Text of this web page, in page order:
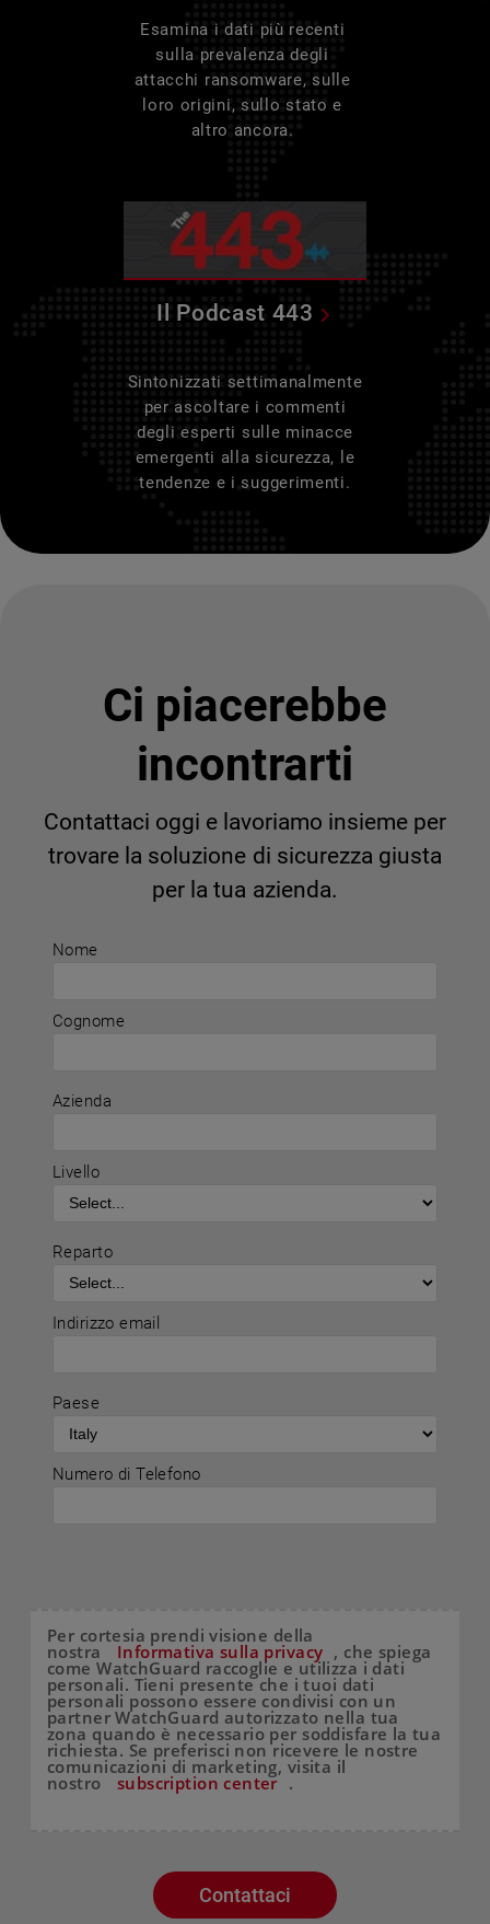
Esamina i dati più recenti
sulla prevalenza degli
attacchi ransomware, sulle
loro origini, sullo stato e
altro ancora.
Il Podcast 443
Sintonizzati settimanalmente
per ascoltare i commenti
degli esperti sulle minacce
emergenti alla sicurezza, le
tendenze e i suggerimenti.
Nome
Cognome
Azienda
Livello
Reparto
Indirizzo email
Paese
Numero di Telefono
Per cortesia prendi visione della
nostra Informativa sulla privacy , che spiega
come WatchGuard raccoglie e utilizza i dati
personali. Tieni presente che i tuoi dati
personali possono essere condivisi con un
partner WatchGuard autorizzato nella tua
zona quando è necessario per soddisfare la tua
richiesta. Se preferisci non ricevere le nostre
comunicazioni di marketing, visita il
nostro subscription center .
Contattaci
Ci piacerebbe
incontrarti
Contattaci oggi e lavoriamo insieme per
trovare la soluzione di sicurezza giusta
per la tua azienda.